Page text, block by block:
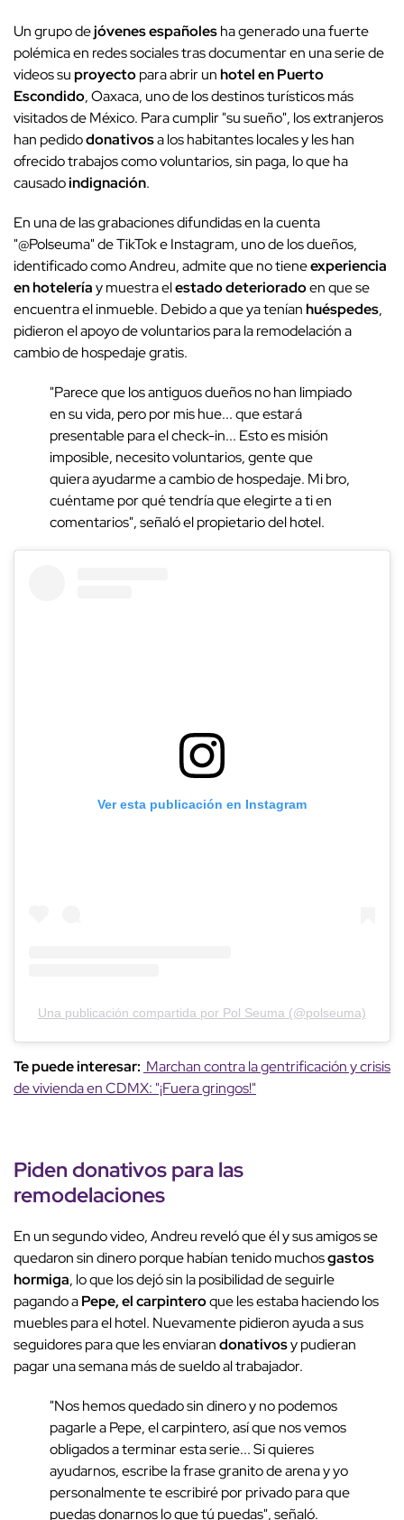
Un grupo dejóvenes españolesha generado una fuerte
polémica en redes sociales tras documentar en una serie de
videos suproyectopara abrir unhotel en Puerto
Escondido, Oaxaca, uno de los destinos turísticos más
visitados de México. Para cumplir "su sueño", los extranjeros
han pedidodonativosa los habitantes locales y les han
ofrecido trabajos como voluntarios, sin paga, lo que ha
causadoindignación.
En una de las grabaciones difundidas en la cuenta
"@Polseuma" de TikTok e Instagram, uno de los dueños,
identificado como Andreu, admite que no tieneexperiencia
en hoteleríay muestra elestado deterioradoen que se
encuentra el inmueble. Debido a que ya teníanhuéspedes,
pidieron el apoyo de voluntarios para la remodelación a
cambio de hospedaje gratis.
"Parece que los antiguos dueños no han limpiado
en su vida, pero por mis hue... que estará
presentable para el check-in... Esto es misión
imposible, necesito voluntarios, gente que
quiera ayudarme a cambio de hospedaje. Mi bro,
cuéntame por qué tendría que elegirte a ti en
comentarios", señaló el propietario del hotel.
Ver esta publicación en Instagram
Una publicación compartida por Pol Seuma (@polseuma)
Te puede interesar: Marchan contra la gentrificación y crisis
de vivienda en CDMX: "¡Fuera gringos!"
Pidendonativospara las
remodelaciones
En un segundo video, Andreu reveló que él y sus amigos se
quedaron sin dinero porque habían tenido muchosgastos
hormiga, lo que los dejó sin la posibilidad de seguirle
pagando aPepe, el carpinteroque les estaba haciendo los
muebles para el hotel. Nuevamente pidieron ayuda a sus
seguidores para que les enviarandonativosy pudieran
pagar una semana más de sueldo al trabajador.
"Nos hemos quedado sin dinero y no podemos
pagarle a Pepe, el carpintero, así que nos vemos
obligados a terminar esta serie... Si quieres
ayudarnos, escribe la frase granito de arena y yo
personalmente te escribiré por privado para que
puedas donarnos lo que tú puedas", señaló.